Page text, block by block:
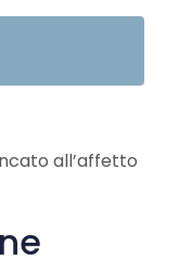
all’affetto